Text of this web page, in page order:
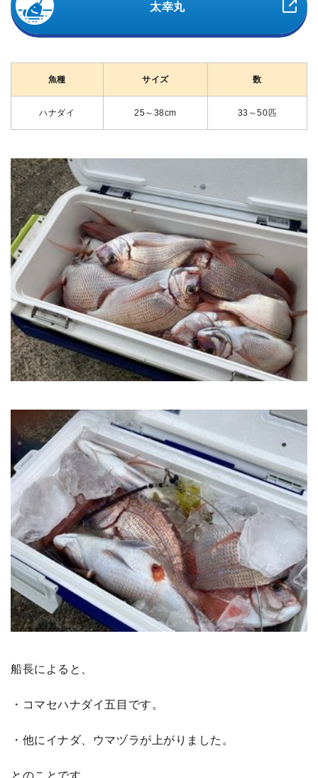
太幸丸
魚種 サイズ 数
ハナダイ 25～38cm 33～50匹
船長によると、
・コマセハナダイ五目です。
・他にイナダ、ウマヅラが上がりました。